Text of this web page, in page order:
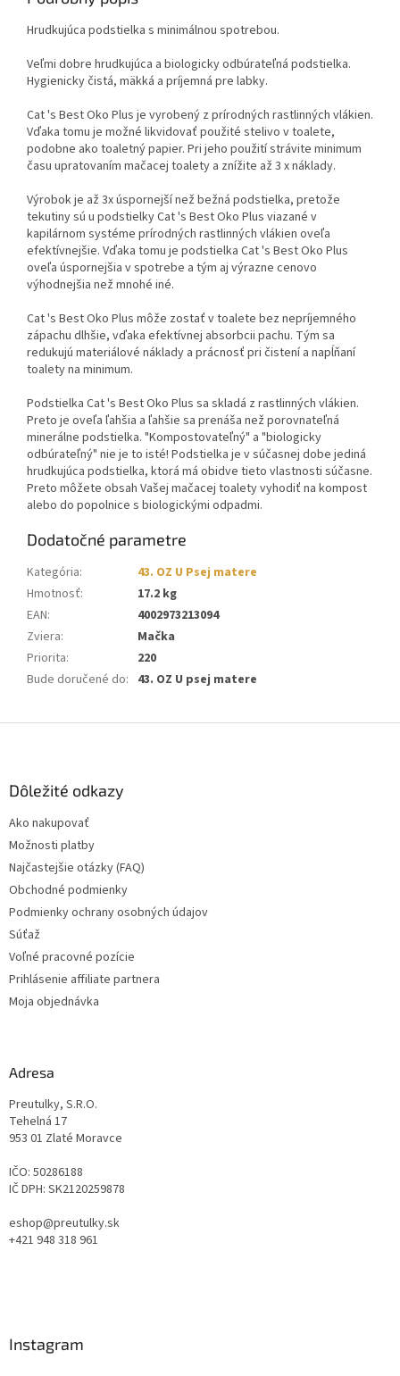
Hrudkujúca podstielka s minimálnou spotrebou.
Veľmi dobre hrudkujúca a biologicky odbúrateľná podstielka.
Hygienicky čistá, mäkká a príjemná pre labky.
Cat 's Best Oko Plus je vyrobený z prírodných rastlinných vlákien.
Vďaka tomu je možné likvidovať použité stelivo v toalete,
podobne ako toaletný papier. Pri jeho použití strávite minimum
času upratovaním mačacej toalety a znížite až 3 x náklady.
Výrobok je až 3x úspornejší než bežná podstielka, pretože
tekutiny sú u podstielky Cat 's Best Oko Plus viazané v
kapilárnom systéme prírodných rastlinných vlákien oveľa
efektívnejšie. Vďaka tomu je podstielka Cat 's Best Oko Plus
oveľa úspornejšia v spotrebe a tým aj výrazne cenovo
výhodnejšia než mnohé iné.
Cat 's Best Oko Plus môže zostať v toalete bez nepríjemného
zápachu dlhšie, vďaka efektívnej absorbcii pachu. Tým sa
redukujú materiálové náklady a prácnosť pri čistení a napĺňaní
toalety na minimum.
Podstielka Cat 's Best Oko Plus sa skladá z rastlinných vlákien.
Preto je oveľa ľahšia a ľahšie sa prenáša než porovnateľná
minerálne podstielka. "Kompostovateľný" a "biologicky
odbúrateľný" nie je to isté! Podstielka je v súčasnej dobe jediná
hrudkujúca podstielka, ktorá má obidve tieto vlastnosti súčasne.
Preto môžete obsah Vašej mačacej toalety vyhodiť na kompost
alebo do popolnice s biologickými odpadmi.
Dodatočné parametre
Kategória:
43. OZ U Psej matere
Hmotnosť:
17.2 kg
EAN:
4002973213094
Zviera:
Mačka
Priorita:
220
Bude doručené do: 43. OZ U psej matere
Dôležité odkazy
Ako nakupovať
Možnosti platby
Najčastejšie otázky (FAQ)
Obchodné podmienky
Podmienky ochrany osobných údajov
Súťaž
Voľné pracovné pozície
Prihlásenie affiliate partnera
Moja objednávka
Adresa
Preutulky, S.R.O.
Tehelná 17
953 01 Zlaté Moravce
IČO: 50286188
IČ DPH: SK2120259878
eshop@preutulky.sk
+421 948 318 961
Instagram